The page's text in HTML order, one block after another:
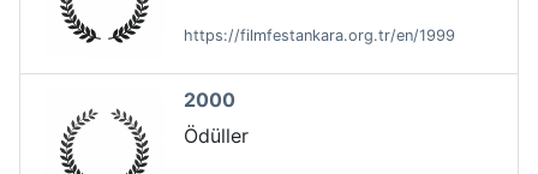
https://filmfestankara.org.tr/en/1999
2000
Ödüller